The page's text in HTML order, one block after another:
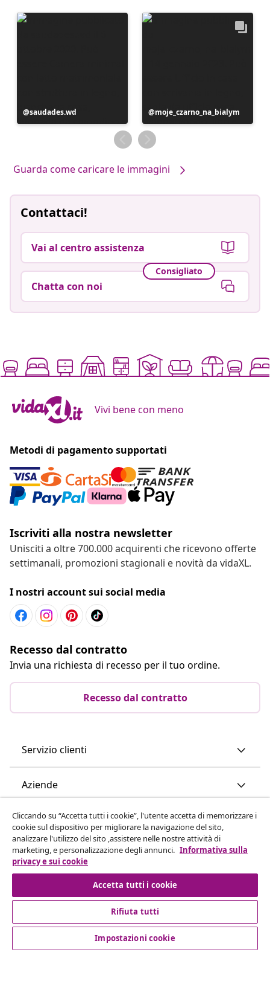
Post
pubblicato
saudades.wd
Post
pubblicato
da
moje_czarno_na_bialym
Guarda come caricare le immagini
Contattaci!
Vai al centro assistenza
Consigliato
Chatta con noi
Vivi bene con meno
Metodi di pagamento supportati
Iscriviti alla nostra newsletter
Unisciti a oltre 700.000 acquirenti che ricevono offerte
settimanali, promozioni stagionali e novità da vidaXL.
I nostri account sui social media
Recesso dal contratto
Invia una richiesta di recesso per il tuo ordine.
Recesso dal contratto
Servizio clienti
Aziende
vidaXL
Scopri di più
© 2008-2026 vidaXL www.vidaxl.it è un negozio online di
Cliccando su “Accetta tutti i cookie”, l'utente accetta di memorizzare i
cookie sul dispositivo per migliorare la navigazione del sito,
analizzare l'utilizzo del sito ,assistere nelle nostre attività di
marketing, e personalizzazione degli annunci. Informativa sulla
privacy e sui cookie
Accetta tutti i cookie
Rifiuta tutti
Impostazioni cookie